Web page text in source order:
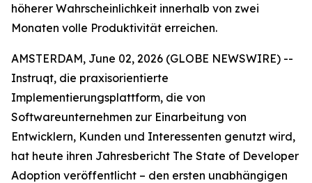
höherer Wahrscheinlichkeit innerhalb von zwei
Monaten volle Produktivität erreichen.
AMSTERDAM, June 02, 2026 (GLOBE NEWSWIRE) --
Instruqt, die praxisorientierte
Implementierungsplattform, die von
Softwareunternehmen zur Einarbeitung von
Entwicklern, Kunden und Interessenten genutzt wird,
hat heute ihren Jahresbericht The State of Developer
Adoption veröffentlicht – den ersten unabhängigen